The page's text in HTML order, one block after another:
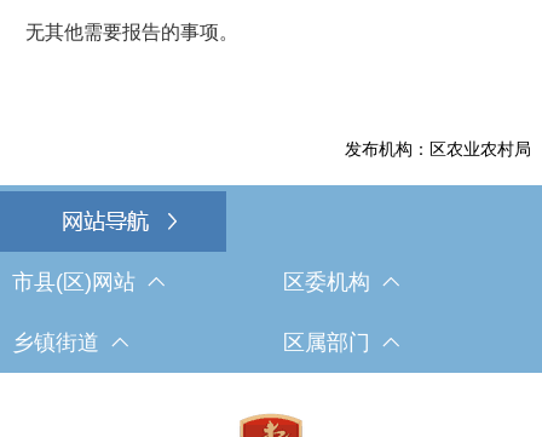
无其他需要报告的事项。
发布机构：区农业农村局
市县(区)网站 区委机构
乡镇街道 区属部门